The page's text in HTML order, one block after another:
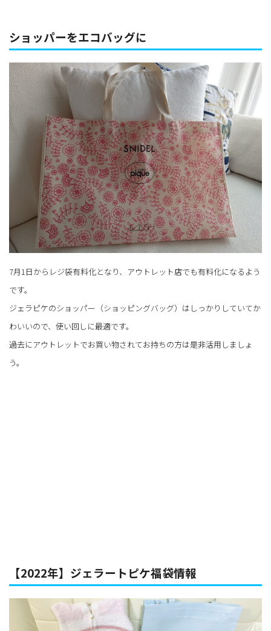
ショッパーをエコバッグに
7月1日からレジ袋有料化となり、アウトレット店でも有料化になるよう
です。
ジェラピケのショッパー（ショッピングバッグ）はしっかりしていてか
わいいので、使い回しに最適です。
過去にアウトレットでお買い物されてお持ちの方は是非活用しましょ
う。
【2022年】ジェラートピケ福袋情報